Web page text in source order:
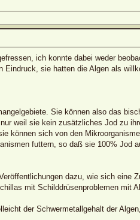
ich konnte dabei weder
sie hatten die Algen als
Sie können also das
weil sie kein zusätzliches Jod zu
können sich von den
futtern, so daß sie 100% Jod
dazu, wie sich eine
mit Schilddrüsenproblemen mit
der Schwermetallgehalt der